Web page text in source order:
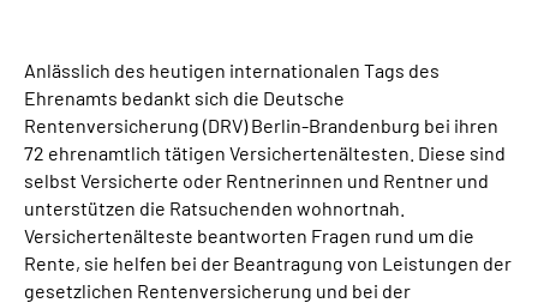
Online-Services
Inhalte in Gebärdensprache (DGS)
Leichte Sprache
Suche
Anlässlich des heutigen internationalen Tags des
Ehrenamts bedankt sich die Deutsche
Rentenversicherung (DRV) Berlin-Brandenburg bei ihren
72 ehrenamtlich tätigen Versichertenältesten. Diese sind
selbst Versicherte oder Rentnerinnen und Rentner und
unterstützen die Ratsuchenden wohnortnah.
Versichertenälteste beantworten Fragen rund um die
Rente, sie helfen bei der Beantragung von Leistungen der
gesetzlichen Rentenversicherung und bei der